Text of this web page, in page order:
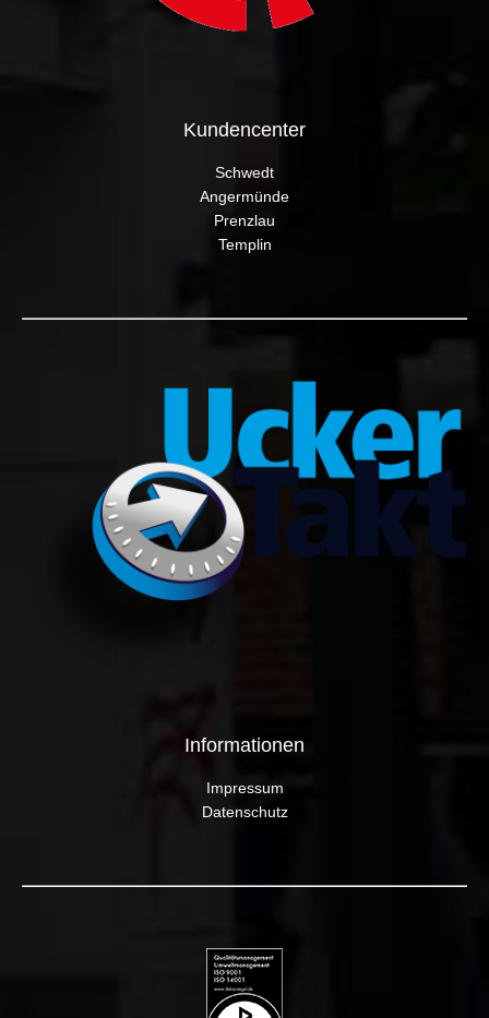
Kundencenter
Schwedt
Angermünde
Prenzlau
Templin
Informationen
Impressum
Datenschutz